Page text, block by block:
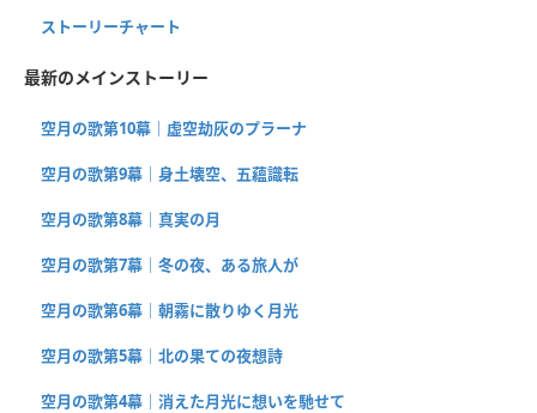
ストーリーチャート
最新のメインストーリー
空月の歌第10幕｜虚空劫灰のプラーナ
空月の歌第9幕｜身土壊空、五蘊識転
空月の歌第8幕｜真実の月
空月の歌第7幕｜冬の夜、ある旅人が
空月の歌第6幕｜朝霧に散りゆく月光
空月の歌第5幕｜北の果ての夜想詩
空月の歌第4幕｜消えた月光に想いを馳せて